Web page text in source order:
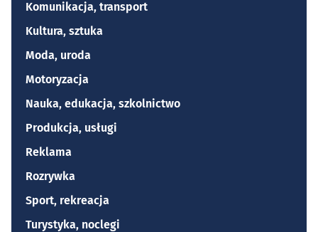
Komunikacja, transport
Kultura, sztuka
Moda, uroda
Motoryzacja
Nauka, edukacja, szkolnictwo
Produkcja, usługi
Reklama
Rozrywka
Sport, rekreacja
Turystyka, noclegi